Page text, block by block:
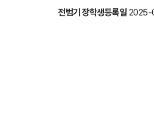
전범기 장학생등록일 2025-